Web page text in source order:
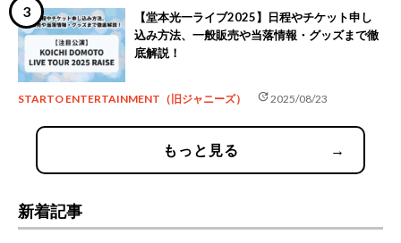
【堂本光一ライブ2025】日程やチケット申し
込み方法、一般販売や当落情報・グッズまで徹
底解説！
STARTO ENTERTAINMENT（旧ジャニーズ） update2025/08/23
もっと見る →
新着記事